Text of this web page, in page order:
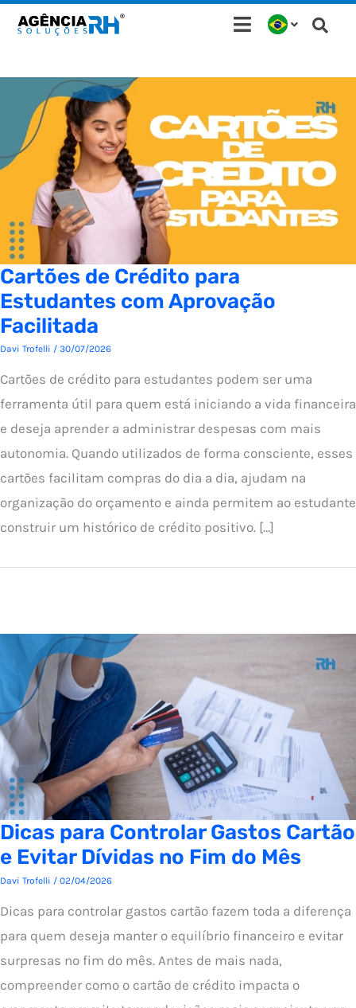
para
conteúdo
Cartões de Crédito para
Estudantes com Aprovação
Facilitada
Davi Trofelli / 30/07/2026
Cartões de crédito para estudantes podem ser uma
ferramenta útil para quem está iniciando a vida financeira
e deseja aprender a administrar despesas com mais
autonomia. Quando utilizados de forma consciente, esses
cartões facilitam compras do dia a dia, ajudam na
organização do orçamento e ainda permitem ao estudante
construir um histórico de crédito positivo. […]
Dicas para Controlar Gastos Cartão
e Evitar Dívidas no Fim do Mês
Davi Trofelli / 02/04/2026
Dicas para controlar gastos cartão fazem toda a diferença
para quem deseja manter o equilíbrio financeiro e evitar
surpresas no fim do mês. Antes de mais nada,
compreender como o cartão de crédito impacta o